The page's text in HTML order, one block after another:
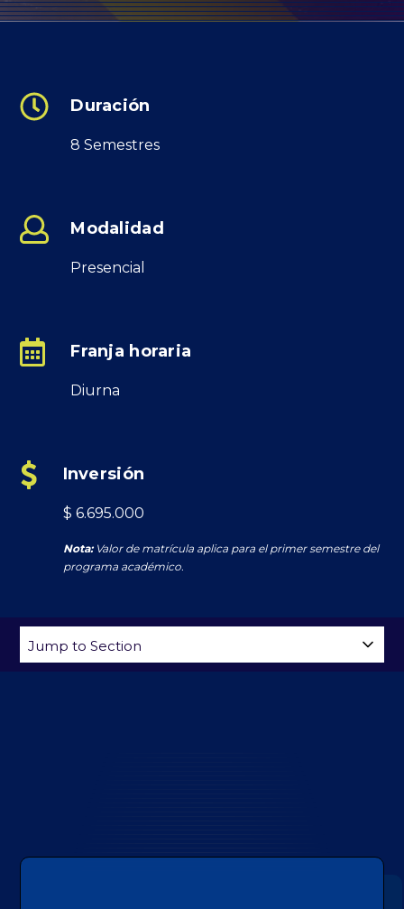
Search
Duración
8 Semestres
Modalidad
Presencial
Franja horaria
Diurna
Inversión
$ 6.695.000
Nota: Valor de matrícula aplica para el primer semestre del
programa académico.
SKIP
Jump
to